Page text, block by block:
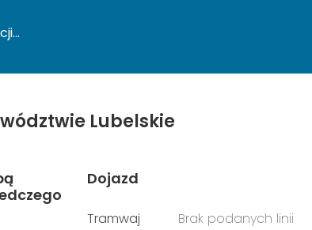
Lubelskie
Dojazd
Tramwaj
Brak podanych linii